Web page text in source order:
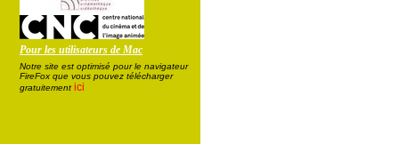
Pour les utilisateurs de Mac
Notre site est optimisé pour le navigateur
FireFox que vous pouvez télécharger
gratuitement ici